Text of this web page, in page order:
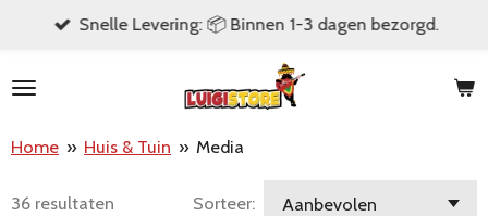
naar
hoofdinhoud
Snelle Levering: 📦 Binnen 1-3 dagen bezorgd.
Home » Huis & Tuin » Media
36 resultaten Sorteer: